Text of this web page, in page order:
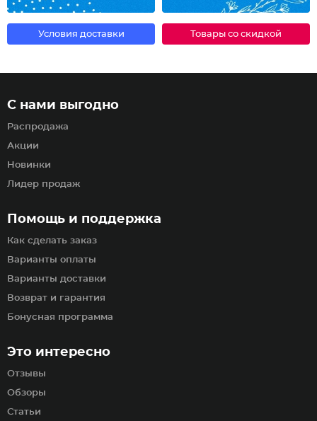
Условия доставки Товары со скидкой
Помощь и поддержка
Как сделать заказ
Варианты оплаты
Варианты доставки
Возврат и гарантия
Бонусная программа
С нами выгодно
Распродажа
Акции
Новинки
Лидер продаж
Это интересно
Отзывы
Обзоры
Статьи